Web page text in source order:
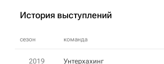
История выступлений
сезон команда
2019 Унтерхахинг